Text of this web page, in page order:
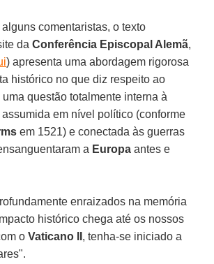
comentaristas, o texto
daConferência Episcopal Alemã,
) apresenta uma abordagem rigorosa
histórico no que diz respeito ao
questão totalmente interna à
assumida em nível político (conforme
em 1521) e conectada às guerras
a Europa antes e
enraizados na memória
histórico chega até os nossos
oVaticano II , tenha-se iniciado a